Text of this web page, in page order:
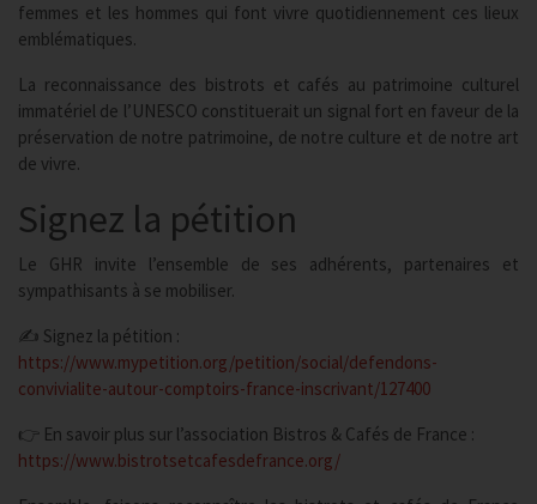
femmes et les hommes qui font vivre quotidiennement ces lieux
emblématiques.
La reconnaissance des bistrots et cafés au patrimoine culturel
immatériel de l’UNESCO constituerait un signal fort en faveur de la
préservation de notre patrimoine, de notre culture et de notre art
de vivre.
Signez la pétition
Le GHR invite l’ensemble de ses adhérents, partenaires et
sympathisants à se mobiliser.
✍️ Signez la pétition :
https://www.mypetition.org/petition/social/defendons-
convivialite-autour-comptoirs-france-inscrivant/127400
👉 En savoir plus sur l’association Bistros & Cafés de France :
https://www.bistrotsetcafesdefrance.org/